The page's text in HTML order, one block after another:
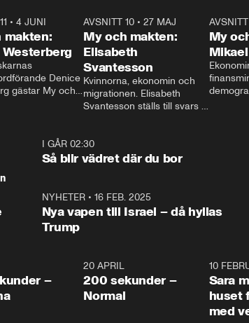
23:40
•4 JUNI
makten:
Denice
gästar My och
AVSNITT 10 •27 MAJ
My och makten:
Elisabeth
Svantesson
Kvinnorna, ekonomin och
migrationen. Elisabeth
Svantesson ställs till svars
My
I GÅR 02:30
Så blir vädret där du bor
NYHETER• 16 FEB. 2025
Nya vapen till Israel – då hyllas
Trump
4:23
–
20 APRIL
200 sekunder –
Normal
10
Sara
huset
med